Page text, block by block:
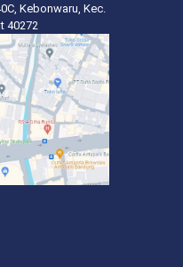
Kebonwaru, Kec.
40272